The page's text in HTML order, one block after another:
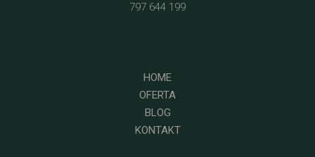
797 644 199
HOME
OFERTA
BLOG
KONTAKT